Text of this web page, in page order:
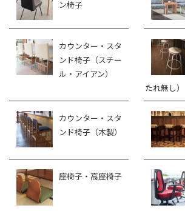
ン椅子
カウンター・スタ
ンド椅子（スチー
ル・アイアン）
たれ無し）
カウンター・スタ
ンド椅子（木製）
座椅子・高座椅子